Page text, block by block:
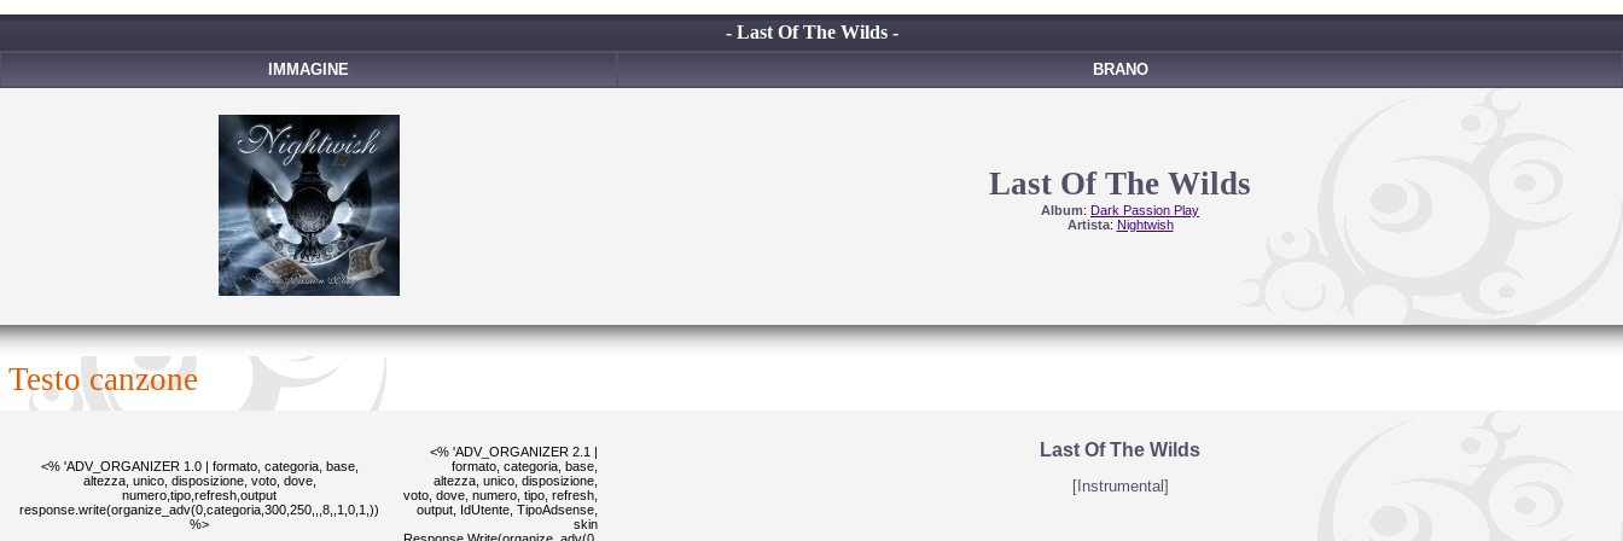
- Last Of The Wilds -
IMMAGINE BRANO
Last Of The Wilds
Album: Dark Passion Play
Artista: Nightwish
testo canzone
<% 'ADV_ORGANIZER 1.0 | formato, categoria, base,
altezza, unico, disposizione, voto, dove,
numero,tipo,refresh,output
response.write(organize_adv(0,categoria,300,250,,,8,,1,0,1,))
%>
<% 'ADV_ORGANIZER 2.1 |
formato, categoria, base,
altezza, unico, disposizione,
voto, dove, numero, tipo, refresh,
output, IdUtente, TipoAdsense,
skin
Last Of The Wilds
[Instrumental]